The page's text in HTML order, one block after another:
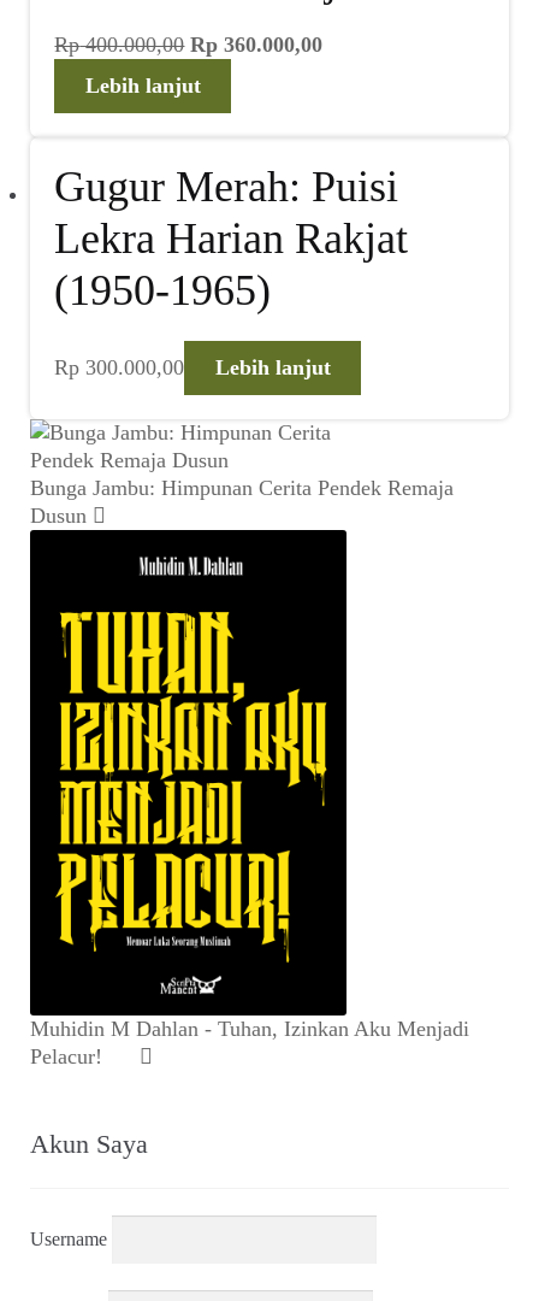
Rp400.000,00 Harga
adalah:
Rp 360.000,00Harga
Lebih lanjut
Gugur Merah: Puisi
Lekra Harian Rakjat
(1950-1965)
Rp 300.000,00 Lebih lanjut
Bunga Jambu: Himpunan Cerita Pendek Remaja
Dusun
Muhidin M Dahlan - Tuhan, Izinkan Aku Menjadi
Pelacur!
Akun Saya
Username